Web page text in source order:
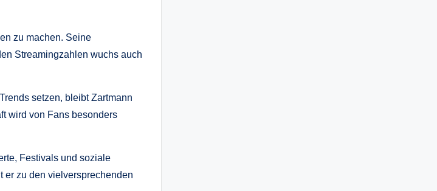
zu machen. Seine
Streamingzahlen wuchs auch
setzen, bleibt Zartmann
wird von Fans besonders
Festivals und soziale
er zu den vielversprechenden